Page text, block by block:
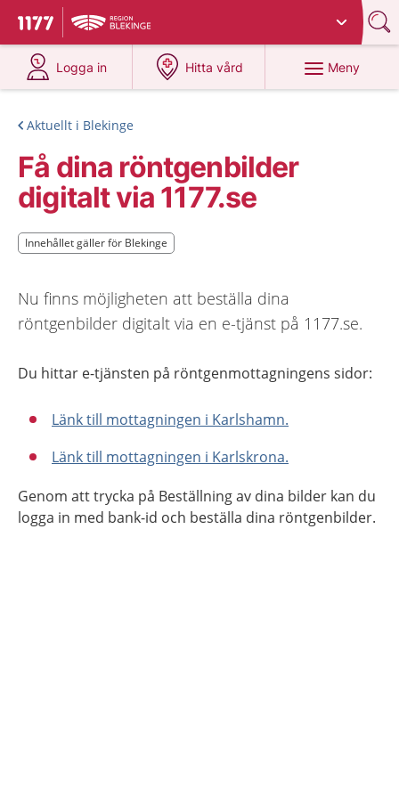
Till startsidan för 1177
Du har valt region
Logga in
på 1177.se
Hitta vård
på 1177.se
Meny
Aktuellt i Blekinge
Få dina röntgenbilder
digitalt via 1177.se
Innehållet gäller för Blekinge
Innehållet gäller för Blekinge
Nu finns möjligheten att beställa dina
röntgenbilder digitalt via en e-tjänst på 1177.se.
Du hittar e-tjänsten på röntgenmottagningens sidor:
Länk till mottagningen i Karlshamn.
Länk till mottagningen i Karlskrona.
Genom att trycka på Beställning av dina bilder kan du
logga in med bank-id och beställa dina röntgenbilder.